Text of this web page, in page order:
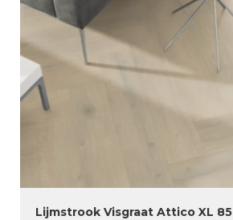
Lijmstrook Visgraat Attico XL 85